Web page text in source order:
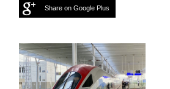
Share on Google Plus